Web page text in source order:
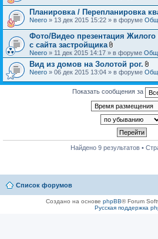
Планировка / Перепланировка
Neero » 13 дек 2015 15:22 » в форуме
Фото/Видео презентация Жилого
с сайта застройщика
В
л
о
ж
н
и
я
Neero » 11 дек 2015 14:17 » в форуме
Вид из домов на Золотой рог.
В
о
ж
е
н
и
Neero » 06 дек 2015 13:04 » в форуме
Показать сообщения за
Найдено 9 результатов •
Список форумов
Создано на основе phpBB® Forum
Русская поддержка